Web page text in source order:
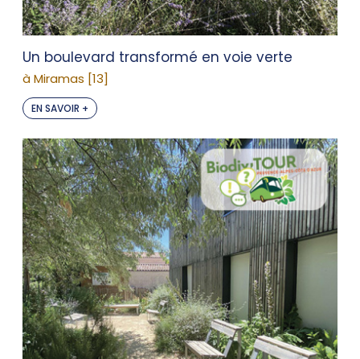
Un boulevard transformé en voie verte
à Miramas [13]
EN SAVOIR +